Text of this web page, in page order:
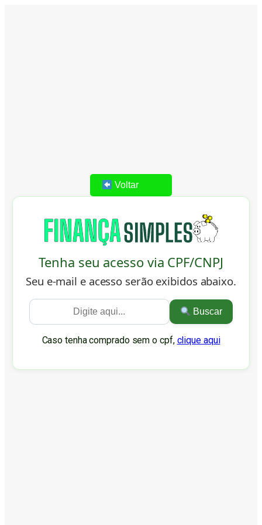
Voltar
Tenha seu acesso via CPF/CNPJ
Seu e-mail e acesso serão exibidos abaixo.
Buscar
Caso tenha comprado sem o cpf, clique aqui